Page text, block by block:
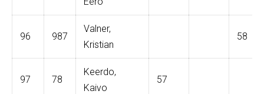
96 987
Valner,
Kristian
58
97 78
Keerdo,
Kaivo
57